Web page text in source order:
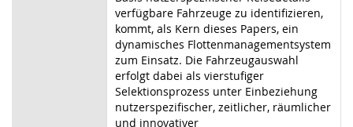
verfügbare Fahrzeuge zu identifizieren,
kommt, als Kern dieses Papers, ein
dynamisches Flottenmanagementsystem
zum Einsatz. Die Fahrzeugauswahl
erfolgt dabei als vierstufiger
Selektionsprozess unter Einbeziehung
nutzerspezifischer, zeitlicher, räumlicher
und innovativer